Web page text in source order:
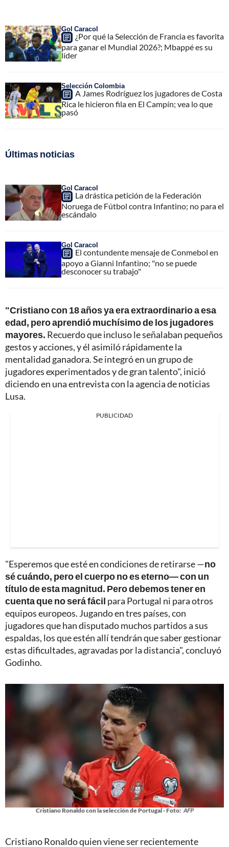
Gol Caracol
¿Por qué la Selección de Francia es favorita
para ganar el Mundial 2026?; Mbappé es su
líder
Selección Colombia
A James Rodríguez los jugadores de Costa
Rica le hicieron fila en El Campín; vea lo que
pasó
Últimas noticias
Gol Caracol
La drástica petición de la Federación
Noruega de Fútbol contra Infantino; no para el
escándalo
Gol Caracol
El contundente mensaje de Conmebol en
apoyo a Gianni Infantino; "no se puede
desconocer su trabajo"
"Cristiano con 18 años ya era extraordinario a esa
edad, pero aprendió muchísimo de los jugadores
mayores. Recuerdo que incluso le señalaban pequeños
gestos y acciones, y él asimiló rápidamente la
mentalidad ganadora. Se integró en un grupo de
jugadores experimentados y de gran talento", inició
diciendo en una entrevista con la agencia de noticias
Lusa.
PUBLICIDAD
"Esperemos que esté en condiciones de retirarse —no
sé cuándo, pero el cuerpo no es eterno— con un
título de esta magnitud. Pero debemos tener en
cuenta que no será fácil para Portugal ni para otros
equipos europeos. Jugando en tres países, con
jugadores que han disputado muchos partidos a sus
espaldas, los que estén allí tendrán que saber gestionar
estas dificultades, agravadas por la distancia", concluyó
Godinho.
Cristiano Ronaldo con la selección de Portugal - Foto: AFP
Cristiano Ronaldo quien viene ser recientemente